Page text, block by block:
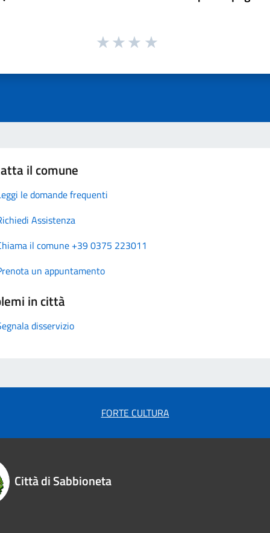
il comune
le domande frequenti
Assistenza
il comune +39 0375 223011
un appuntamento
in città
disservizio
FORTE CULTURA
Città di Sabbioneta